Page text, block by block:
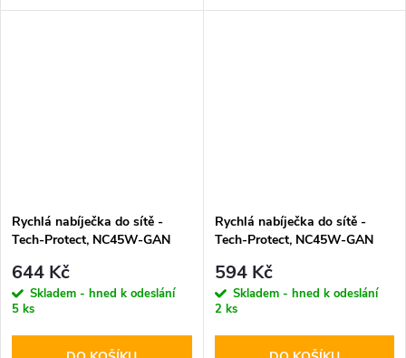
Rychlá nabíječka do sítě -
Tech-Protect, NC45W-GAN
644 Kč
Skladem - hned k odeslání
5 ks
Rychlá nabíječka do sítě -
Tech-Protect, NC45W-GAN
594 Kč
Skladem - hned k odeslání
2 ks